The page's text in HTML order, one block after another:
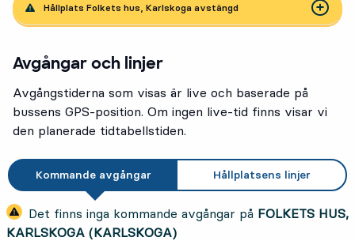
Hållplats Folkets hus, Karlskoga avstängd
Avgångar och linjer
Avgångstiderna som visas är live och baserade på
bussens GPS-position. Om ingen live-tid finns visar vi
den planerade tidtabellstiden.
Kommande avgångar Hållplatsens linjer
Det finns inga kommande avgångar på FOLKETS HUS,
KARLSKOGA (KARLSKOGA)